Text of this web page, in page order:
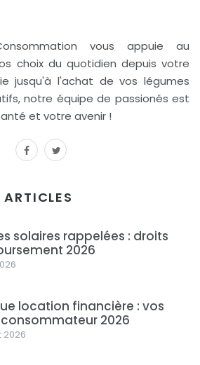
vous appuie au
choix du quotidien depuis votre
jusqu'à l'achat de vos légumes
notre équipe de passionés est
et votre avenir !
facebook
twitter
solaires rappelées : droits
2026
location financière : vos
2026
2026